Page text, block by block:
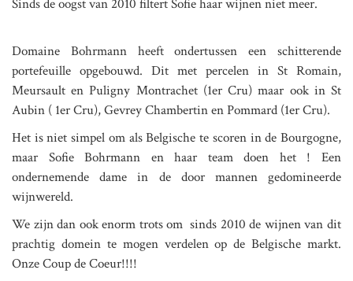
Sinds de oogst van 2010 filtert Sofie haar wijnen niet meer.
Domaine Bohrmann heeft ondertussen een schitterende
portefeuille opgebouwd. Dit met percelen in St Romain,
Meursault en Puligny Montrachet (1er Cru) maar ook in St
Aubin ( 1er Cru), Gevrey Chambertin en Pommard (1er Cru).
Het is niet simpel om als Belgische te scoren in de Bourgogne,
maar Sofie Bohrmann en haar team doen het ! Een
ondernemende dame in de door mannen gedomineerde
wijnwereld.
We zijn dan ook enorm trots om sinds 2010 de wijnen van dit
prachtig domein te mogen verdelen op de Belgische markt.
Onze Coup de Coeur!!!!